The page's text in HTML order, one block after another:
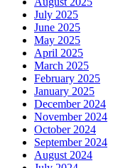
July 2025
June 2025
May 2025
April 2025
March 2025
February 2025
January 2025
December 2024
November 2024
October 2024
September 2024
August 2024